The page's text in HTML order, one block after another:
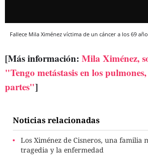
Fallece Mila Ximénez víctima de un cáncer a los 69
[Más información: Mila Ximénez,
"Tengo metástasis en los
partes"]
Noticias relacionadas
Los Ximénez de Cisneros, una familia
tragedia y la enfermedad